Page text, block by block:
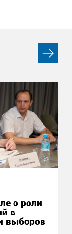
о роли
в
выборов